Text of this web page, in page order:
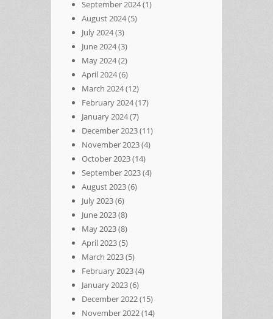
September 2024(1)
August 2024(5)
July 2024(3)
June 2024(3)
May 2024(2)
April 2024(6)
March 2024(12)
February 2024(17)
January 2024(7)
December 2023(11)
November 2023(4)
October 2023(14)
September 2023(4)
August 2023(6)
July 2023(6)
June 2023(8)
May 2023(8)
April 2023(5)
March 2023(5)
February 2023(4)
January 2023(6)
December 2022(15)
November 2022(14)